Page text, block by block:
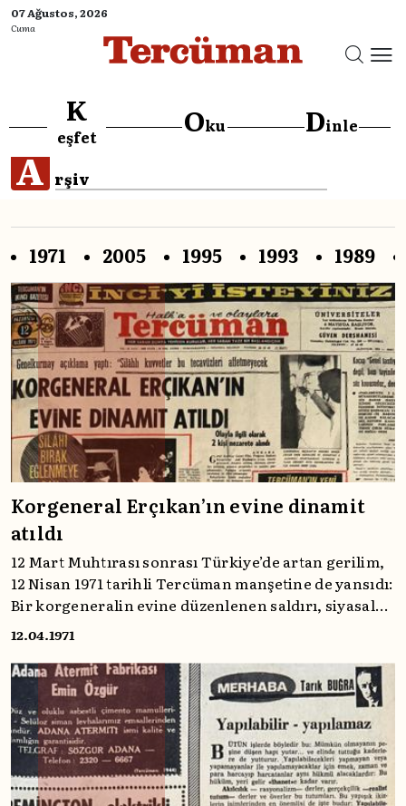
07 Ağustos, 2026
Cuma
K
eşfet Oku Dinle
A rşiv
1971 2005 1995 1993 1989
Korgeneral Erçıkan’ın evine dinamit
atıldı
12 Mart Muhtırası sonrası Türkiye’de artan gerilim,
12 Nisan 1971 tarihli Tercüman manşetine de yansıdı:
Bir korgeneralin evine düzenlenen saldırı, siyasal
şiddetin ulaştığı noktayı gözler önüne sererken,
12.04.1971